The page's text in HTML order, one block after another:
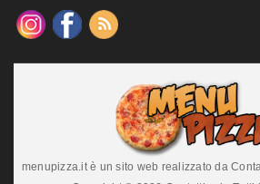
menupizza.it è un sito web realizzato da